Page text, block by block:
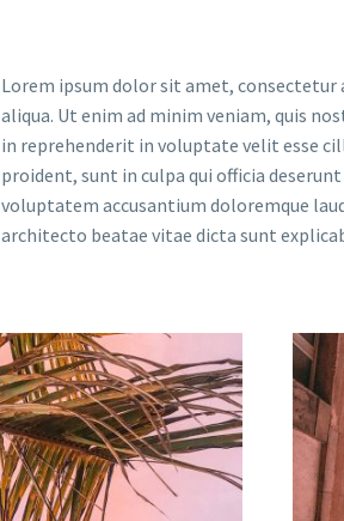
Lorem ipsum dolor sit amet,
aliqua. Ut enim ad minim veniam, quis
in reprehenderit in voluptate velit esse
proident, sunt in culpa qui officia
voluptatem accusantium doloremque
architecto beatae vitae dicta sunt